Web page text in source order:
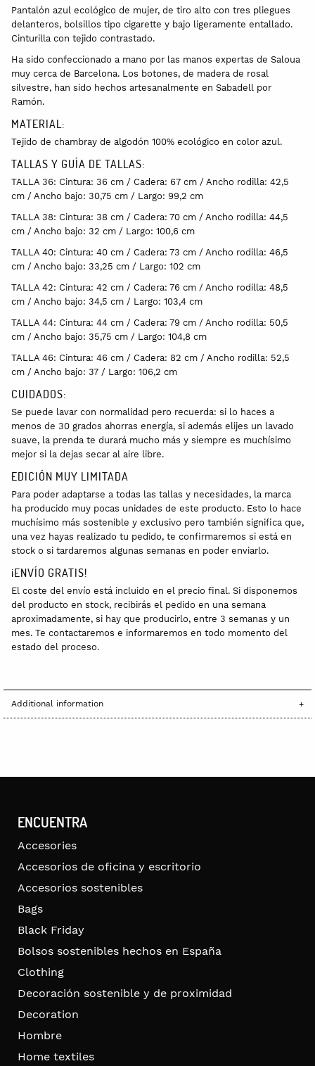
Pantalón azul ecológico de mujer, de tiro alto con tres pliegues
delanteros, bolsillos tipo cigarette y bajo ligeramente entallado.
Cinturilla con tejido contrastado.
Ha sido confeccionado a mano por las manos expertas de Saloua
muy cerca de Barcelona. Los botones, de madera de rosal
silvestre, han sido hechos artesanalmente en Sabadell por
Ramón.
MATERIAL:
Tejido de chambray de algodón 100% ecológico en color azul.
TALLAS Y GUÍA DE TALLAS:
TALLA 36: Cintura: 36 cm / Cadera: 67 cm / Ancho rodilla: 42,5
cm / Ancho bajo: 30,75 cm / Largo: 99,2 cm
TALLA 38: Cintura: 38 cm / Cadera: 70 cm / Ancho rodilla: 44,5
cm / Ancho bajo: 32 cm / Largo: 100,6 cm
TALLA 40: Cintura: 40 cm / Cadera: 73 cm / Ancho rodilla: 46,5
cm / Ancho bajo: 33,25 cm / Largo: 102 cm
TALLA 42: Cintura: 42 cm / Cadera: 76 cm / Ancho rodilla: 48,5
cm / Ancho bajo: 34,5 cm / Largo: 103,4 cm
TALLA 44: Cintura: 44 cm / Cadera: 79 cm / Ancho rodilla: 50,5
cm / Ancho bajo: 35,75 cm / Largo: 104,8 cm
TALLA 46: Cintura: 46 cm / Cadera: 82 cm / Ancho rodilla: 52,5
cm / Ancho bajo: 37 / Largo: 106,2 cm
CUIDADOS:
Se puede lavar con normalidad pero recuerda: si lo haces a
menos de 30 grados ahorras energía, si además elijes un lavado
suave, la prenda te durará mucho más y siempre es muchísimo
mejor si la dejas secar al aire libre.
EDICIÓN MUY LIMITADA
Para poder adaptarse a todas las tallas y necesidades, la marca
ha producido muy pocas unidades de este producto. Esto lo hace
muchísimo más sostenible y exclusivo pero también significa que,
una vez hayas realizado tu pedido, te confirmaremos si está en
stock o si tardaremos algunas semanas en poder enviarlo.
¡ENVÍO GRATIS!
El coste del envío está incluido en el precio final. Si disponemos
del producto en stock, recibirás el pedido en una semana
aproximadamente, si hay que producirlo, entre 3 semanas y un
mes. Te contactaremos e informaremos en todo momento del
estado del proceso.
Additional information
ENCUENTRA
Accesories
Accesorios de oficina y escritorio
Accesorios sostenibles
Bags
Black Friday
Bolsos sostenibles hechos en España
Clothing
Decoración sostenible y de proximidad
Decoration
Hombre
Home textiles